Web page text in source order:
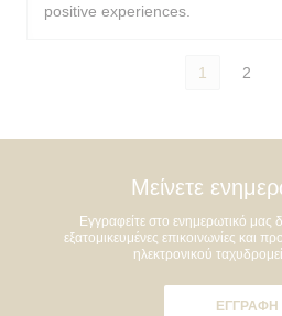
positive experiences.
1 2
Μείνετε
Εγγραφείτε στο ενημερωτικό μας
εξατομικευμένες επικοινωνίες και
ηλεκτρονικού
ΕΓΓΡΑΦΉ